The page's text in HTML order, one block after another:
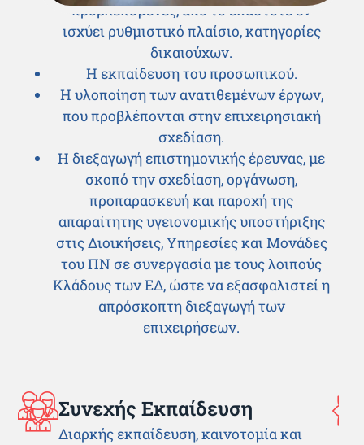
προβλεπόμενες, από το εκάστοτε εν
ισχύει ρυθμιστικό πλαίσιο, κατηγορίες
δικαιούχων.
Η εκπαίδευση του προσωπικού.
Η υλοποίηση των ανατιθεμένων έργων,
που προβλέπονται στην επιχειρησιακή
σχεδίαση.
Η διεξαγωγή επιστημονικής έρευνας, με
σκοπό την σχεδίαση, οργάνωση,
προπαρασκευή και παροχή της
απαραίτητης υγειονομικής υποστήριξης
στις Διοικήσεις, Υπηρεσίες και Μονάδες
του ΠΝ σε συνεργασία με τους λοιπούς
Κλάδους των ΕΔ, ώστε να εξασφαλιστεί η
απρόσκοπτη διεξαγωγή των
επιχειρήσεων.
Συνεχής Εκπαίδευση
Διαρκής εκπαίδευση, καινοτομία και